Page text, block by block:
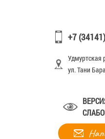
+7
Удмуртская
ул. Тани